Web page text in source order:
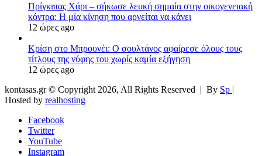
Πρίγκιπας Χάρι – σήκωσε λευκή σημαία στην οικογενειακή
κόντρα: Η μία κίνηση που αρνείται να κάνει
12 ώρες ago
Κρίση στο Μπρουνέι: Ο σουλτάνος αφαίρεσε όλους τους
τίτλους της νύφης του χωρίς καμία εξήγηση
12 ώρες ago
kontasas.gr © Copyright 2026, All Rights Reserved | By Sp |
Hosted by realhosting
Facebook
Twitter
YouTube
Instagram